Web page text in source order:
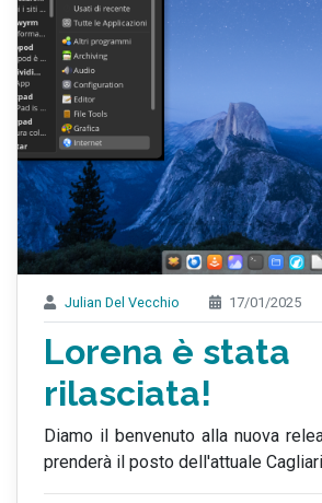
Julian Del Vecchio 17/01/2025
Lorena è stata
rilasciata!
Diamo il benvenuto alla nuova
prenderà il posto dell'attuale